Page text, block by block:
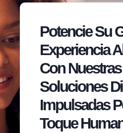
Potencie Su
Experiencia
Con Nuestras
Soluciones
Impulsadas
Toque